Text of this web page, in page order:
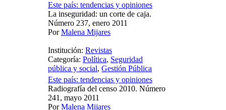
Este país: tendencias y opiniones
La inseguridad: un corte de caja.
Número 237, enero 2011
PorMalena Mijares
Institución: Revistas
Categoría: Política, Seguridad
pública y social, Gestión Pública
Este país: tendencias y opiniones
Radiografía del censo 2010. Número
241, mayo 2011
PorMalena Mijares